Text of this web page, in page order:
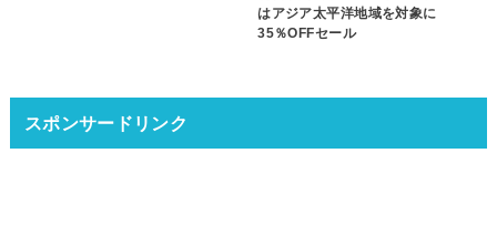
はアジア太平洋地域を対象に
35％OFFセール
スポンサードリンク